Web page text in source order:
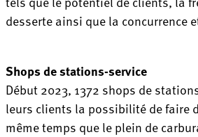
desserte ainsi que la concurrence
Shops de stations-service
Début 2023, 1372 shops de
leurs clients la possibilité de faire
même temps que le plein de